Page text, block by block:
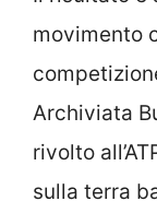
movimento
Archiviata
rivolto
sulla terra